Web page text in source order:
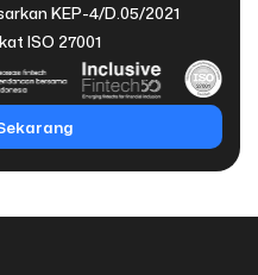
KEP-4/D.05/2021
ISO 27001